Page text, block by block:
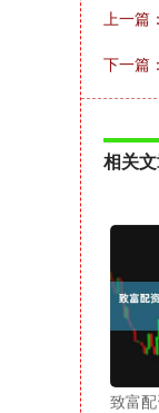
上一篇：
下一篇：
相关
致富